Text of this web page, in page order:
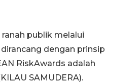
publik melalui
dengan prinsip
RiskAwards adalah
SAMUDERA).